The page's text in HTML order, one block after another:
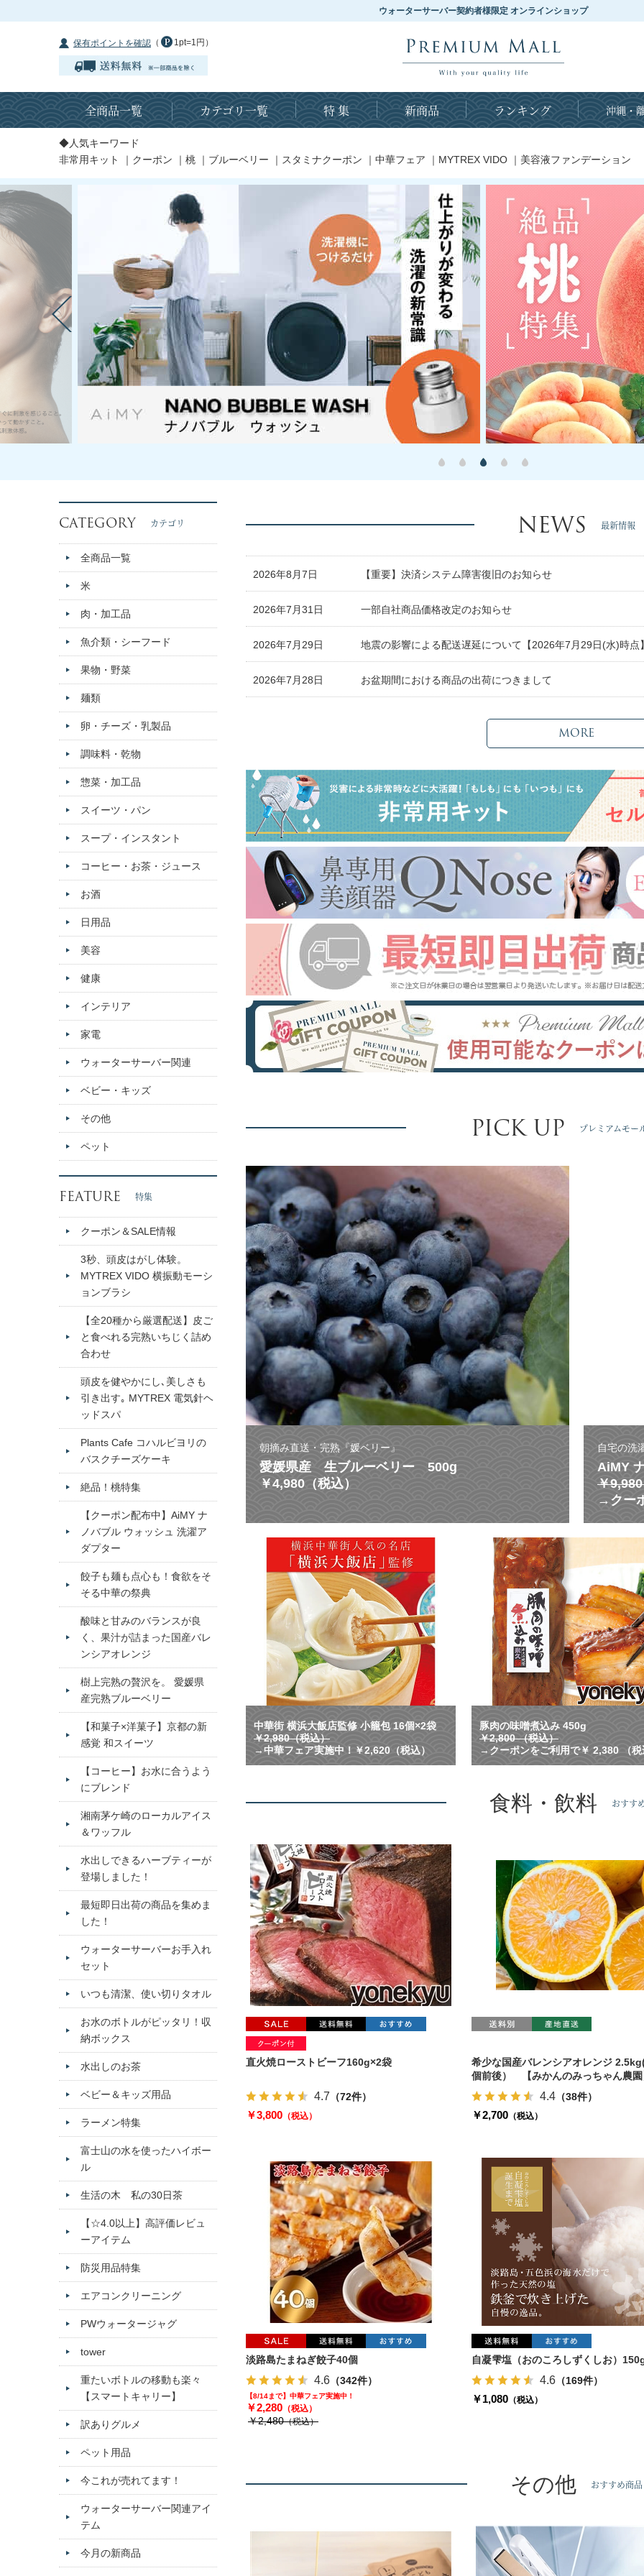
ウォーターサーバー契約者様限定 オンラインショップ
保有ポイントを確認 （ 1pt=1円）
全商品一覧 カテゴリ一覧 特 集 新商品 ランキング 沖縄・
NEWS 最新情報
2026年8月7日 【重要】決済システム障害復旧のお知らせ
2026年7月31日 一部自社商品価格改定のお知らせ
2026年7月29日 地震の影響による配送遅延について【2026年7月29日(水)時点
2026年7月28日 お盆期間における商品の出荷につきまして
MORE
◆人気キーワード
非常用キット
｜ クーポン ｜ 桃 ｜ ブルーベリー ｜ スタミナクーポン ｜ 中華フェア ｜ MYTREX VIDO ｜ 美容液ファンデーション
PICK UP プレミアムモー
朝摘み直送・完熟『媛ベリー』
愛媛県産 生ブルーベリー 500g
￥4,980（税込）
自宅の洗
AiMY
￥
→クー
中華街 横浜大飯店監修 小籠包 16個×2袋
￥2,980（税込）
→中華フェア実施中！￥2,620（税込）
豚肉の味噌煮込み 450g
￥2,800 （税込）
→クーポンをご利用で￥ 2,380 （税
食料・飲料 おすす
直火焼ローストビーフ160g×2袋
4.7 （72件）
￥3,800 （税込）
希少な国産バレンシアオレンジ
個前後） 【みかんのみっちゃん農園
4.4 （38件）
￥2,700 （税込）
淡路島たまねぎ餃子40個
4.6 （342件）
【8/14まで】中華フェア実施中！
￥2,280 （税込）
￥2,480（税込）
自凝雫塩（おのころしずくしお）
4.6 （169件）
￥1,080 （税込）
その他 おすすめ商品
CATEGORY カテゴリ
全商品一覧
米
肉・加工品
魚介類・シーフード
果物・野菜
麺類
卵・チーズ・乳製品
調味料・乾物
惣菜・加工品
スイーツ・パン
スープ・インスタント
コーヒー・お茶・ジュース
お酒
日用品
美容
健康
インテリア
家電
ウォーターサーバー関連
ベビー・キッズ
その他
ペット
FEATURE 特集
クーポン＆SALE情報
3秒、頭皮はがし体験。
MYTREX VIDO 横振動モーシ
ョンブラシ
【全20種から厳選配送】皮ご
と食べれる完熟いちじく詰め
合わせ
頭皮を健やかにし､美しさも
引き出す｡ MYTREX 電気針ヘ
ッドスパ
Plants Cafe コハルビヨリの
バスクチーズケーキ
絶品！桃特集
【クーポン配布中】AiMY ナ
ノバブル ウォッシュ 洗濯ア
ダプター
餃子も麺も点心も！食欲をそ
そる中華の祭典
酸味と甘みのバランスが良
く、果汁が詰まった国産バレ
ンシアオレンジ
樹上完熟の贅沢を。 愛媛県
産完熟ブルーベリー
【和菓子×洋菓子】京都の新
感覚 和スイーツ
【コーヒー】お水に合うよう
にブレンド
湘南茅ケ崎のローカルアイス
＆ワッフル
水出しできるハーブティーが
登場しました！
最短即日出荷の商品を集めま
した！
ウォーターサーバーお手入れ
セット
いつも清潔、使い切りタオル
お水のボトルがピッタリ！収
納ボックス
水出しのお茶
ベビー＆キッズ用品
ラーメン特集
富士山の水を使ったハイボー
ル
生活の木 私の30日茶
【☆4.0以上】高評価レビュ
ーアイテム
防災用品特集
エアコンクリーニング
PWウォータージャグ
tower
重たいボトルの移動も楽々
【スマートキャリー】
訳ありグルメ
ペット用品
今これが売れてます！
ウォーターサーバー関連アイ
テム
今月の新商品